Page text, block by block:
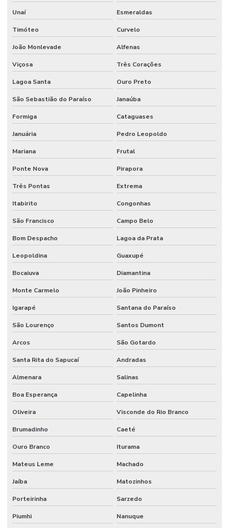
Unaí Esmeraldas
Timóteo Curvelo
João Monlevade Alfenas
Viçosa Três Corações
Lagoa Santa Ouro Preto
São Sebastião do Paraíso Janaúba
Formiga Cataguases
Januária Pedro Leopoldo
Mariana Frutal
Ponte Nova Pirapora
Três Pontas Extrema
Itabirito Congonhas
São Francisco Campo Belo
Bom Despacho Lagoa da Prata
Leopoldina Guaxupé
Bocaiuva Diamantina
Monte Carmelo João Pinheiro
Igarapé Santana do Paraíso
São Lourenço Santos Dumont
Arcos São Gotardo
Santa Rita do Sapucaí Andradas
Almenara Salinas
Boa Esperança Capelinha
Oliveira Visconde do Rio Branco
Brumadinho Caeté
Ouro Branco Iturama
Mateus Leme Machado
Jaíba Matozinhos
Porteirinha Sarzedo
Piumhi Nanuque